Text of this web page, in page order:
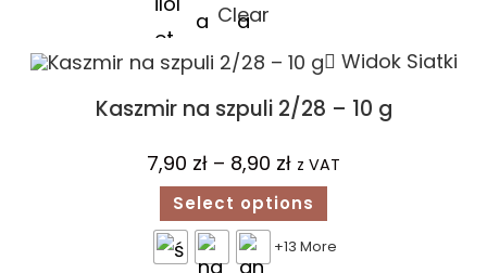
Clear
Widok Siatki
Kaszmir na szpuli 2/28 – 10 g
7,90 zł – 8,90 zł z VAT
Select options
+13 More